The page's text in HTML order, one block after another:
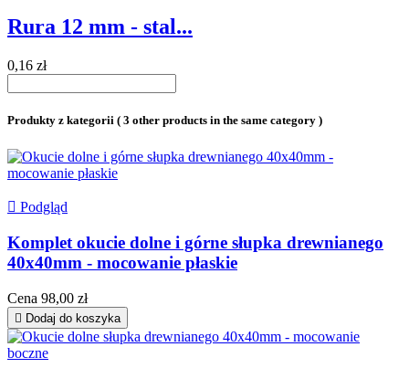
Rura 12 mm - stal...
0,16 zł
Produkty z kategorii ( 3 other products in the same category )
 Podgląd
Komplet okucie dolne i górne słupka drewnianego
40x40mm - mocowanie płaskie
Cena 98,00 zł
 Dodaj do koszyka